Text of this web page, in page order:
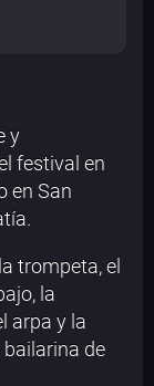
y
festival en
en San
trompeta, el
la
arpa y la
de